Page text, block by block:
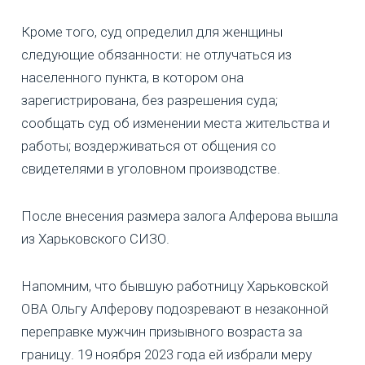
Кроме того, суд определил для женщины
следующие обязанности: не отлучаться из
населенного пункта, в котором она
зарегистрирована, без разрешения суда;
сообщать суд об изменении места жительства и
работы; воздерживаться от общения со
свидетелями в уголовном производстве.
После внесения размера залога Алферова вышла
из Харьковского СИЗО.
Напомним, что бывшую работницу Харьковской
ОВА Ольгу Алферову подозревают в незаконной
переправке мужчин призывного возраста за
границу. 19 ноября 2023 года ей избрали меру